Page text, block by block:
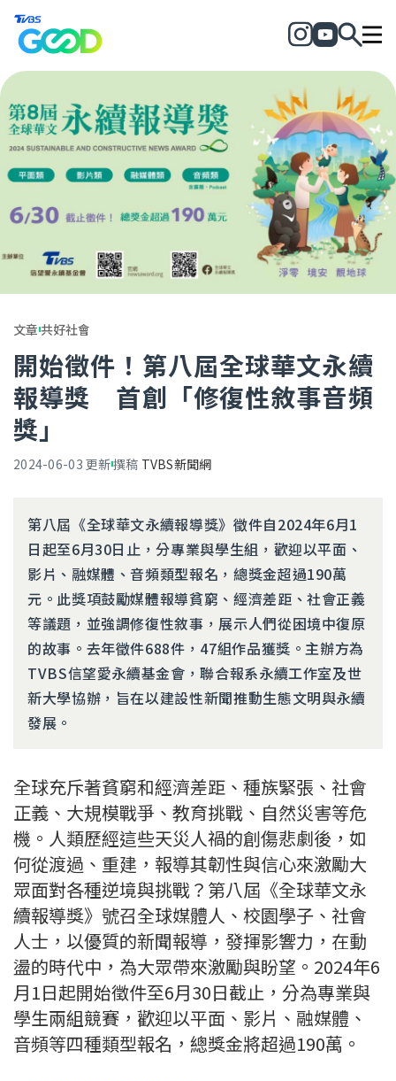
文章共好社會
開始徵件！第八屆全球華文永續
報導獎 首創「修復性敘事音頻
獎」
2024-06-03 更新撰稿 TVBS新聞網
第八屆《全球華文永續報導獎》徵件自2024年6月1
日起至6月30日止，分專業與學生組，歡迎以平面、
影片、融媒體、音頻類型報名，總獎金超過190萬
元。此獎項鼓勵媒體報導貧窮、經濟差距、社會正義
等議題，並強調修復性敘事，展示人們從困境中復原
的故事。去年徵件688件，47組作品獲獎。主辦方為
TVBS信望愛永續基金會，聯合報系永續工作室及世
新大學協辦，旨在以建設性新聞推動生態文明與永續
發展。
全球充斥著貧窮和經濟差距、種族緊張、社會
正義、大規模戰爭、教育挑戰、自然災害等危
機。人類歷經這些天災人禍的創傷悲劇後，如
何從渡過、重建，報導其韌性與信心來激勵大
眾面對各種逆境與挑戰？第八屆《全球華文永
續報導獎》號召全球媒體人、校園學子、社會
人士，以優質的新聞報導，發揮影響力，在動
盪的時代中，為大眾帶來激勵與盼望。2024年6
月1日起開始徵件至6月30日截止，分為專業與
學生兩組競賽，歡迎以平面、影片、融媒體、
音頻等四種類型報名，總獎金將超過190萬。